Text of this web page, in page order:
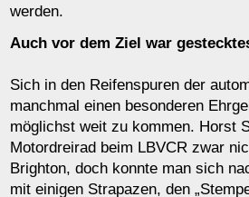
werden.
Auch vor dem Ziel war
Sich in den Reifenspuren der
manchmal einen besonderen
möglichst weit zu kommen. Horst
Motordreirad beim LBVCR zwar
Brighton, doch konnte man sich
mit einigen Strapazen, den